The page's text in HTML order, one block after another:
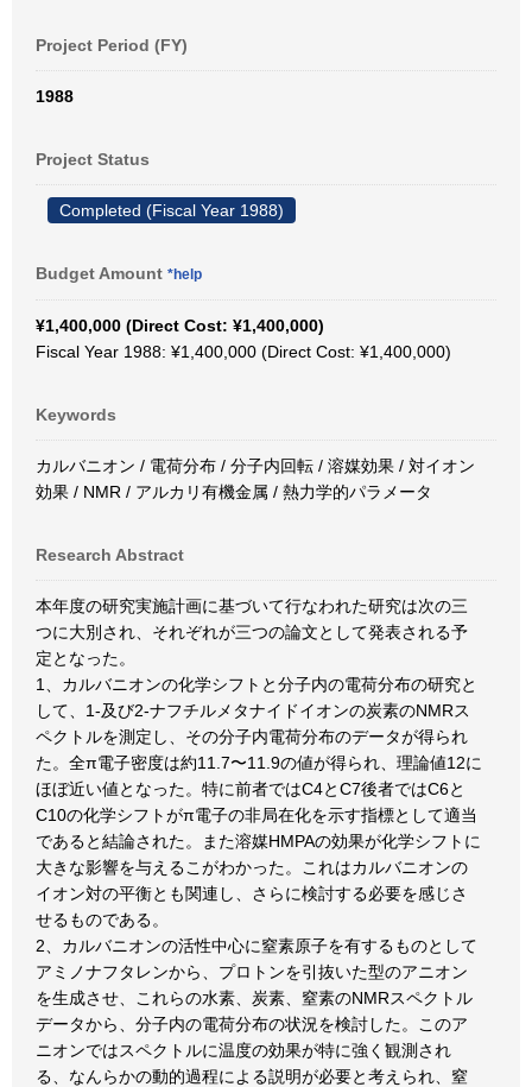
Project Period (FY)
1988
Project Status
Completed (Fiscal Year 1988)
Budget Amount *help
¥1,400,000 (Direct Cost: ¥1,400,000)
Fiscal Year 1988: ¥1,400,000 (Direct Cost: ¥1,400,000)
Keywords
カルバニオン / 電荷分布 / 分子内回転 / 溶媒効果 / 対イオン
効果 / NMR / アルカリ有機金属 / 熱力学的パラメータ
Research Abstract
本年度の研究実施計画に基づいて行なわれた研究は次の三
つに大別され、それぞれが三つの論文として発表される予
定となった。
1、カルバニオンの化学シフトと分子内の電荷分布の研究と
して、1-及び2-ナフチルメタナイドイオンの炭素のNMRス
ペクトルを測定し、その分子内電荷分布のデータが得られ
た。全π電子密度は約11.7〜11.9の値が得られ、理論値12に
ほぼ近い値となった。特に前者ではC4とC7後者ではC6と
C10の化学シフトがπ電子の非局在化を示す指標として適当
であると結論された。また溶媒HMPAの効果が化学シフトに
大きな影響を与えるこがわかった。これはカルバニオンの
イオン対の平衡とも関連し、さらに検討する必要を感じさ
せるものである。
2、カルバニオンの活性中心に窒素原子を有するものとして
アミノナフタレンから、プロトンを引抜いた型のアニオン
を生成させ、これらの水素、炭素、窒素のNMRスペクトル
データから、分子内の電荷分布の状況を検討した。このア
ニオンではスペクトルに温度の効果が特に強く観測され
る、なんらかの動的過程による説明が必要と考えられ、窒